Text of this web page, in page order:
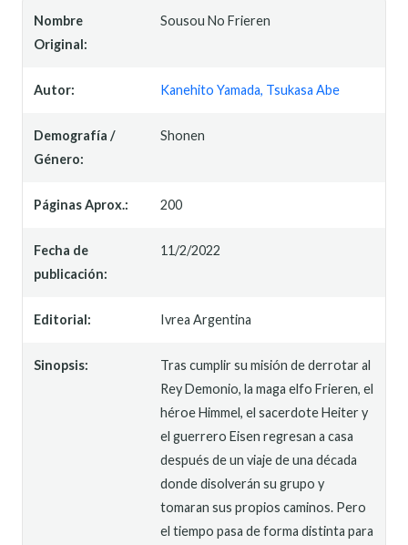
Nombre
Original:
Sousou No Frieren
Autor: Kanehito Yamada, Tsukasa Abe
Demografía /
Género:
Shonen
Páginas Aprox.: 200
Fecha de
publicación:
11/2/2022
Editorial: Ivrea Argentina
Sinopsis:
Tras cumplir su misión de derrotar al
Rey Demonio, la maga elfo Frieren, el
héroe Himmel, el sacerdote Heiter y
el guerrero Eisen regresan a casa
después de un viaje de una década
donde disolverán su grupo y
tomaran sus propios caminos. Pero
el tiempo pasa de forma distinta para